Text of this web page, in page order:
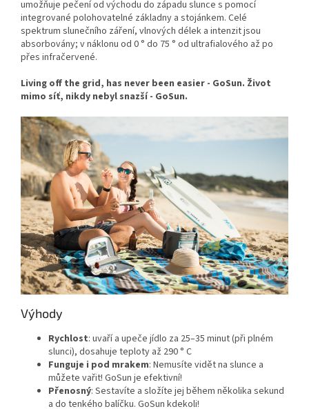
umožňuje pečení od východu do západu slunce s pomocí
integrované polohovatelné základny a stojánkem. Celé
spektrum slunečního záření, vlnových délek a intenzit jsou
absorbovány; v náklonu od 0 ° do 75 ° od ultrafialového až po
přes infračervené.
Living off the grid, has never been easier - GoSun. Život
mimo síť, nikdy nebyl snazší - GoSun.
Výhody
Rychlost: uvaří a upeče jídlo za 25–35 minut (při plném
slunci), dosahuje teploty až 290 ° C
Funguje i pod mrakem: Nemusíte vidět na slunce a
můžete vařit! GoSun je efektivní!
Přenosný: Sestavíte a složíte jej během několika sekund
a do tenkého balíčku. GoSun kdekoli!